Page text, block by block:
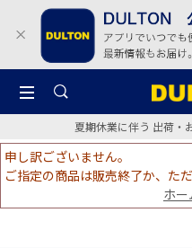
夏期休業に伴う 出荷・
申し訳ございません。
ご指定の商品は販売終了か、た
ホー